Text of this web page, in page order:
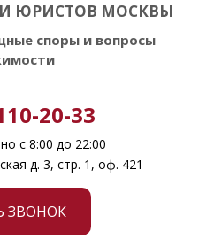
ЮРИСТОВ МОСКВЫ
споры и вопросы
20-33
с 8:00 до 22:00
д. 3, стр. 1, оф. 421
ЗВОНОК